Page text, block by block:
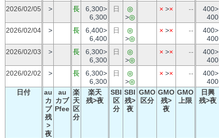
2026/02/05
> 長
6,300>
6,300
日
◎
>◎
× >× --
400>
400
2026/02/04
> 長
6,400>
6,400
日
◎
>◎
× >× --
400>
400
2026/02/03
> 長
6,300>
6,300
日
◎
>◎
× >× --
400>
400
2026/02/02
> 長
6,300>
6,300
日
◎
>◎
× >× --
400>
400
日付
au
カ
ブ
残
>
夜
au
カブ
Pfee
楽
天
区
分
楽天
残>夜
SBI
区
分
SBI
残>
夜
GMO
区分
GMO
残>
夜
GMO
上限
日興
残>夜